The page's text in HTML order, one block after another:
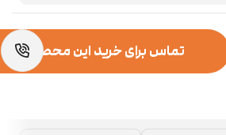
تماس برای خرید این محصول